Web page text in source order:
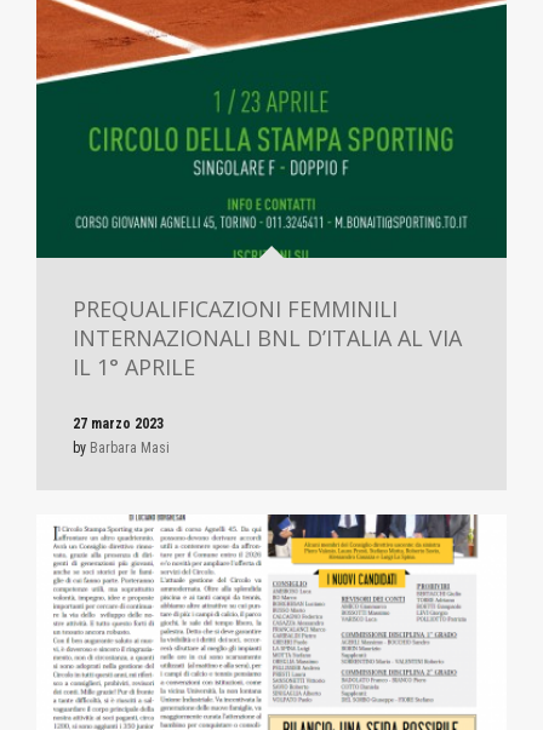
PREQUALIFICAZIONI FEMMINILI
INTERNAZIONALI BNL D’ITALIA AL VIA
IL 1° APRILE
27 marzo 2023
by Barbara Masi